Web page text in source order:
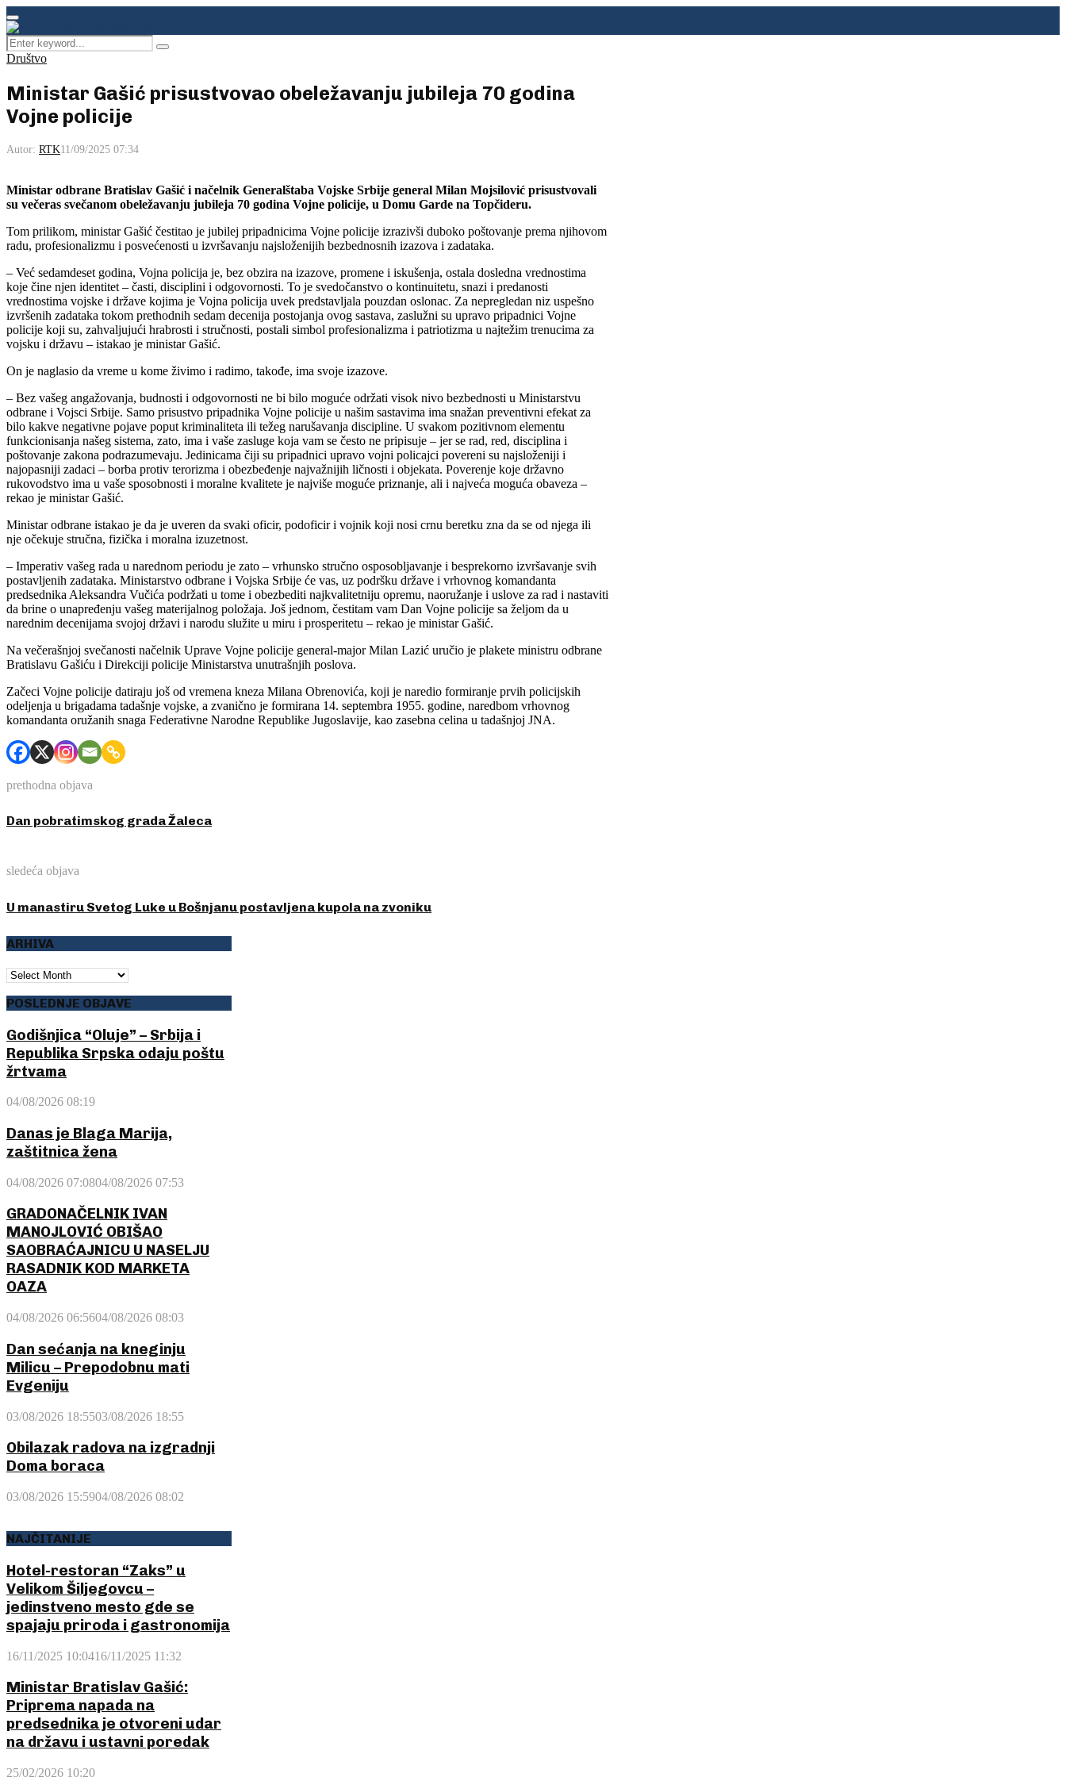
Facebook
Instagram
Youtube
Primary
Menu
Search
for:
Pretraga
Društvo
Ministar Gašić prisustvovao obeležavanju jubileja 70 godina
Vojne policije
Autor: RTK11/09/2025 07:34
Ministar odbrane Bratislav Gašić i načelnik Generalštaba Vojske Srbije general Milan Mojsilović prisustvovali
su večeras svečanom obeležavanju jubileja 70 godina Vojne policije, u Domu Garde na Topčideru.
Tom prilikom, ministar Gašić čestitao je jubilej pripadnicima Vojne policije izrazivši duboko poštovanje prema njihovom
radu, profesionalizmu i posvećenosti u izvršavanju najsloženijih bezbednosnih izazova i zadataka.
– Već sedamdeset godina, Vojna policija je, bez obzira na izazove, promene i iskušenja, ostala dosledna vrednostima
koje čine njen identitet – časti, disciplini i odgovornosti. To je svedočanstvo o kontinuitetu, snazi i predanosti
vrednostima vojske i države kojima je Vojna policija uvek predstavljala pouzdan oslonac. Za nepregledan niz uspešno
izvršenih zadataka tokom prethodnih sedam decenija postojanja ovog sastava, zaslužni su upravo pripadnici Vojne
policije koji su, zahvaljujući hrabrosti i stručnosti, postali simbol profesionalizma i patriotizma u najtežim trenucima za
vojsku i državu – istakao je ministar Gašić.
On je naglasio da vreme u kome živimo i radimo, takođe, ima svoje izazove.
– Bez vašeg angažovanja, budnosti i odgovornosti ne bi bilo moguće održati visok nivo bezbednosti u Ministarstvu
odbrane i Vojsci Srbije. Samo prisustvo pripadnika Vojne policije u našim sastavima ima snažan preventivni efekat za
bilo kakve negativne pojave poput kriminaliteta ili težeg narušavanja discipline. U svakom pozitivnom elementu
funkcionisanja našeg sistema, zato, ima i vaše zasluge koja vam se često ne pripisuje – jer se rad, red, disciplina i
poštovanje zakona podrazumevaju. Jedinicama čiji su pripadnici upravo vojni policajci povereni su najsloženiji i
najopasniji zadaci – borba protiv terorizma i obezbeđenje najvažnijih ličnosti i objekata. Poverenje koje državno
rukovodstvo ima u vaše sposobnosti i moralne kvalitete je najviše moguće priznanje, ali i najveća moguća obaveza –
rekao je ministar Gašić.
Ministar odbrane istakao je da je uveren da svaki oficir, podoficir i vojnik koji nosi crnu beretku zna da se od njega ili
nje očekuje stručna, fizička i moralna izuzetnost.
– Imperativ vašeg rada u narednom periodu je zato – vrhunsko stručno osposobljavanje i besprekorno izvršavanje svih
postavljenih zadataka. Ministarstvo odbrane i Vojska Srbije će vas, uz podršku države i vrhovnog komandanta
predsednika Aleksandra Vučića podržati u tome i obezbediti najkvalitetniju opremu, naoružanje i uslove za rad i nastaviti
da brine o unapređenju vašeg materijalnog položaja. Još jednom, čestitam vam Dan Vojne policije sa željom da u
narednim decenijama svojoj državi i narodu služite u miru i prosperitetu – rekao je ministar Gašić.
Na večerašnjoj svečanosti načelnik Uprave Vojne policije general-major Milan Lazić uručio je plakete ministru odbrane
Bratislavu Gašiću i Direkciji policije Ministarstva unutrašnjih poslova.
Začeci Vojne policije datiraju još od vremena kneza Milana Obrenovića, koji je naredio formiranje prvih policijskih
odeljenja u brigadama tadašnje vojske, a zvanično je formirana 14. septembra 1955. godine, naredbom vrhovnog
komandanta oružanih snaga Federativne Narodne Republike Jugoslavije, kao zasebna celina u tadašnjoj JNA.
prethodna objava
Dan pobratimskog grada Žaleca
sledeća objava
U manastiru Svetog Luke u Bošnjanu postavljena kupola na zvoniku
ARHIVA
ARHIVA
POSLEDNJE OBJAVE
Godišnjica “Oluje” – Srbija i
Republika Srpska odaju poštu
žrtvama
04/08/2026 08:19
Danas je Blaga Marija,
zaštitnica žena
04/08/2026 07:0804/08/2026 07:53
GRADONAČELNIK IVAN
MANOJLOVIĆ OBIŠAO
SAOBRAĆAJNICU U NASELJU
RASADNIK KOD MARKETA
OAZA
04/08/2026 06:5604/08/2026 08:03
Dan sećanja na kneginju
Milicu – Prepodobnu mati
Evgeniju
03/08/2026 18:5503/08/2026 18:55
Obilazak radova na izgradnji
Doma boraca
03/08/2026 15:5904/08/2026 08:02
NAJČITANIJE
Hotel-restoran “Zaks” u
Velikom Šiljegovcu –
jedinstveno mesto gde se
spajaju priroda i gastronomija
16/11/2025 10:0416/11/2025 11:32
Ministar Bratislav Gašić:
Priprema napada na
predsednika je otvoreni udar
na državu i ustavni poredak
25/02/2026 10:20